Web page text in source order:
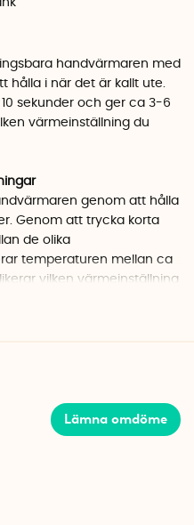
handvärmaren med
hålla i när det är kallt ute.
sekunder och ger ca 3-6
värmeinställning du
genom att hålla
Genom att trycka korta
de olika
temperaturen mellan ca
vilken värmeinställning
koppla in din enhet i USB-
Laddningen börjar
Lämna omdöme